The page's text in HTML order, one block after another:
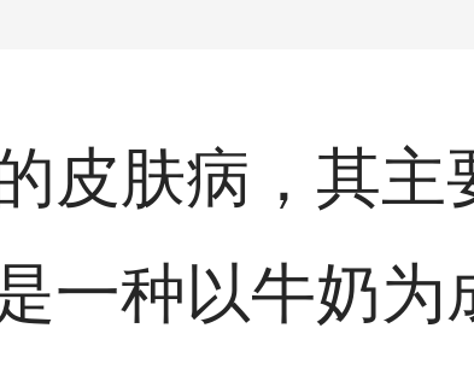
皮肤病，其主
一种以牛奶为